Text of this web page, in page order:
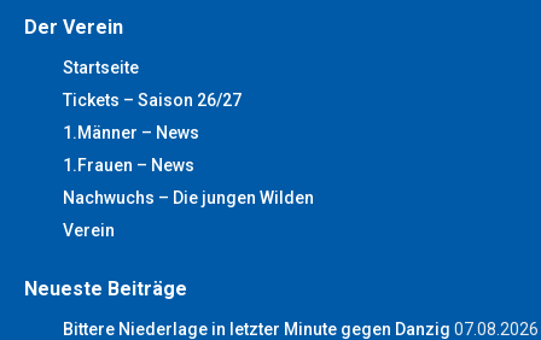
Der Verein
Startseite
Tickets – Saison 26/27
1.Männer – News
1.Frauen – News
Nachwuchs – Die jungen Wilden
Verein
Neueste Beiträge
Bittere Niederlage in letzter Minute gegen Danzig 07.08.2026